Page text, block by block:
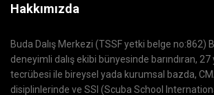
Hakkımızda
Buda Dalış Merkezi (TSSF yetki belge no:862)
deneyimli dalış ekibi bünyesinde barındıran, 27
tecrübesi ile bireysel yada kurumsal bazda,
disiplinlerinde ve SSI (Scuba School